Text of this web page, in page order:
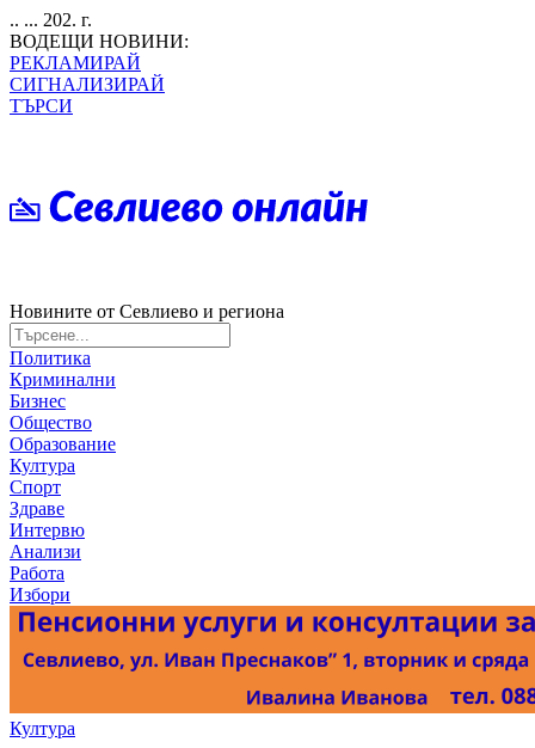
.. ... 202. г.
ВОДЕЩИ НОВИНИ:
РЕКЛАМИРАЙ
СИГНАЛИЗИРАЙ
ТЪРСИ
Новините от Севлиево и региона
Политика
Криминални
Бизнес
Общество
Образование
Култура
Спорт
Здраве
Интервю
Анализи
Работа
Избори
Култура